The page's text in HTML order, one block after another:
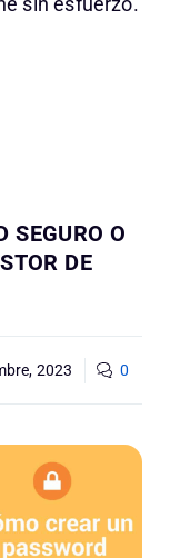
SEGURO O
DE
2023 0